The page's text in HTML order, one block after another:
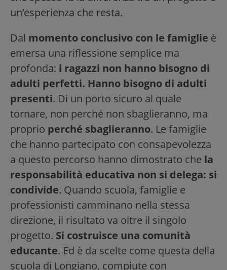
un’esperienza che resta.
Dal momento conclusivo con le famiglie è
emersa una riflessione semplice ma
profonda: i ragazzi non hanno bisogno di
adulti perfetti. Hanno bisogno di adulti
presenti. Di un porto sicuro al quale
tornare, non perché non sbaglieranno, ma
proprio perché sbaglieranno. Le famiglie
che hanno partecipato con consapevolezza
a questo percorso hanno dimostrato che la
responsabilità educativa non si delega: si
condivide. Quando scuola, famiglie e
professionisti camminano nella stessa
direzione, il risultato va oltre il singolo
progetto. Si costruisce una comunità
educante. Ed è da scelte come questa della
scuola di Longiano, compiute con